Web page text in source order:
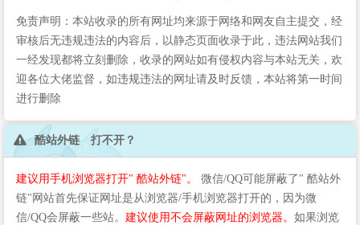
免责声明：本站收录的所有网址均来源于网络和网友自主提交，经
审核后无违规违法的内容后，以静态页面收录于此，违法网站我们
一经发现都将立刻删除，收录的网站如有侵权内容与本站无关，欢
迎各位大佬监督，如违规违法的网址请及时反馈，本站将第一时间
进行删除
酷站外链 打不开？
建议用手机浏览器打开" 酷站外链"。
微信/QQ可能屏蔽了" 酷站外
链"网站首先保证网址是从浏览器/手机浏览器打开的，因为微
信/QQ会屏蔽一些站。 建议使用不会屏蔽网址的浏览器。 如果浏览